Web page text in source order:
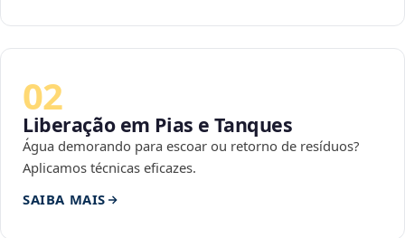
02
Liberação em Pias e Tanques
Água demorando para escoar ou retorno de resíduos?
Aplicamos técnicas eficazes.
SAIBA MAIS